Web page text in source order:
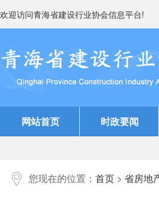
欢迎访问青海省建设行业协会信息平台!
网站首页 时政要闻
您现在的位置： 首页 > 省房地